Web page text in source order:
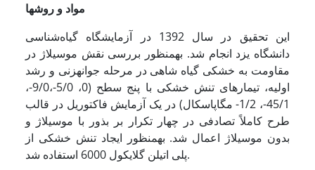
مواد و روشها
این تحقیق در سال 1392 در آزمایشگاه گیاه‌شناسی
دانشگاه یزد انجام شد. به­منظور بررسی نقش موسیلاژ در
مقاومت به خشکی گیاه شاهی در مرحله جوانه­زنی و رشد
اولیه، تیمارهای تنش خشکی با پنج سطح (0، 5/0-،9/0-،
45/1-، 1/2- مگاپاسکال) در یک آزمایش فاکتوریل در قالب
طرح کاملاً تصادفی در چهار تکرار بر بذور با موسیلاژ و
بدون موسیلاژ اعمال شد. به­منظور ایجاد تنش خشکی از
پلی اتیلن گلایکول 6000 استفاده شد.